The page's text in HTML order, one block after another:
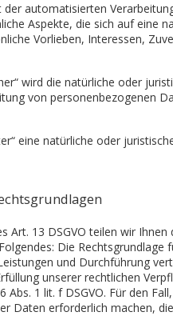
der automatisierten
Aspekte, die sich auf eine
Vorlieben, Interessen,
wird die natürliche oder
von personenbezogenen
eine natürliche oder
Art. 13 DSGVO teilen wir
Die Rechtsgrundlage
und Durchführung
unserer rechtlichen
Abs. 1 lit. f DSGVO. Für den
Daten erforderlich machen,